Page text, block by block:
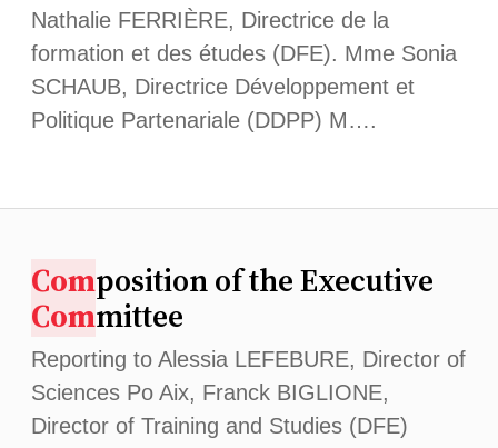
Nathalie FERRIÈRE, Directrice de la
formation et des études (DFE). Mme Sonia
SCHAUB, Directrice Développement et
Politique Partenariale (DDPP) M….
Composition of the Executive
Committee
Reporting to Alessia LEFEBURE, Director of
Sciences Po Aix, Franck BIGLIONE,
Director of Training and Studies (DFE)